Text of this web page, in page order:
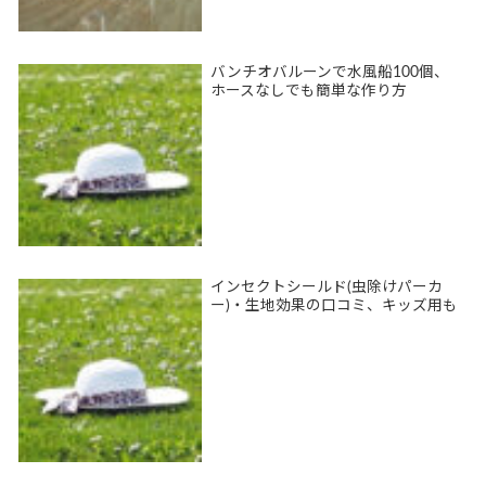
バンチオバルーンで水風船100個、
ホースなしでも簡単な作り方
インセクトシールド(虫除けパーカ
ー)・生地効果の口コミ、キッズ用も